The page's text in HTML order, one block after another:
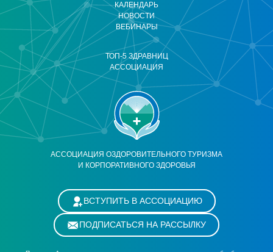
АССОЦИАЦИЯ ОЗДОРОВИТЕЛЬНОГО ТУРИЗМА
И КОРПОРАТИВНОГО ЗДОРОВЬЯ
КАЛЕНДАРЬ
НОВОСТИ
ВЕБИНАРЫ
ТОП-5 ЗДРАВНИЦ
АССОЦИАЦИЯ
ВСТУПИТЬ В АССОЦИАЦИЮ
ПОДПИСАТЬСЯ НА РАССЫЛКУ